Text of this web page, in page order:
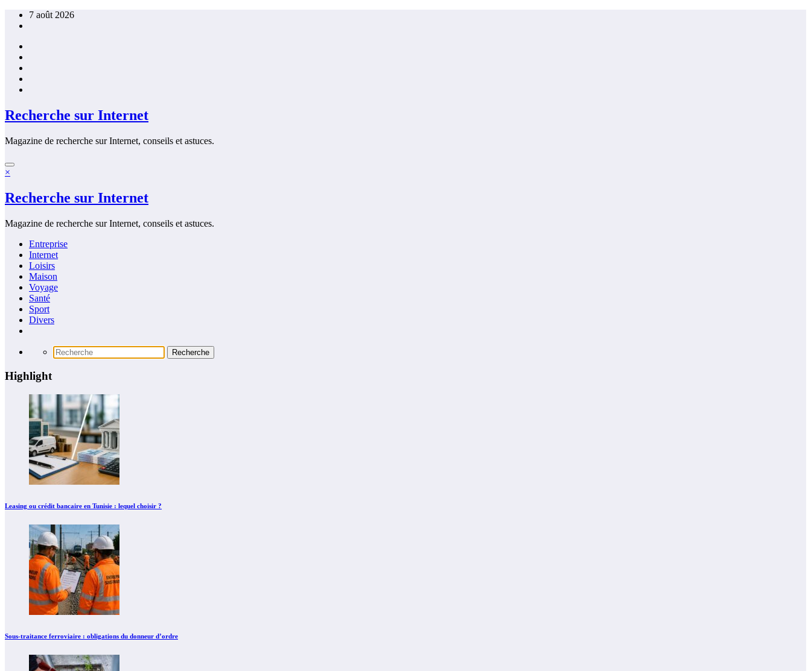
Aller
7 août 2026
Recherche sur Internet
Magazine de recherche sur Internet, conseils et astuces.
×
Recherche sur Internet
Magazine de recherche sur Internet, conseils et astuces.
Entreprise
Internet
Loisirs
Maison
Voyage
Santé
Sport
Divers
Highlight
Leasing ou crédit bancaire en Tunisie : lequel choisir ?
Sous-traitance ferroviaire : obligations du donneur d’ordre